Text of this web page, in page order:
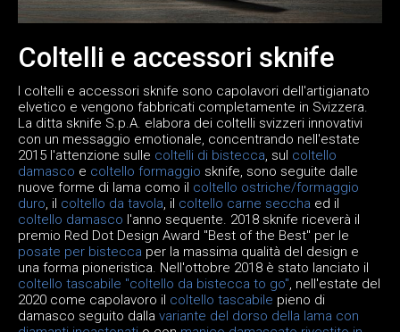
Coltelli e accessori sknife
I coltelli e accessori sknife sono capolavori dell'artigianato
elvetico e vengono fabbricati completamente in Svizzera.
La ditta sknife S.p.A. elabora dei coltelli svizzeri innovativi
con un messaggio emotionale, concentrando nell'estate
2015 l'attenzione sulle coltelli di bistecca, sul coltello
damasco e coltello formaggio sknife, sono seguite dalle
nuove forme di lama como il coltello ostriche/formaggio
duro, il coltello da tavola, il coltello carne seccha ed il
coltello damasco l'anno sequente. 2018 sknife riceverà il
premio Red Dot Design Award "Best of the Best" per le
posate per bistecca per la massima qualità del design e
una forma pioneristica. Nell'ottobre 2018 è stato lanciato il
coltello tascabile "coltello da bistecca to go", nell'estate del
2020 come capolavoro il coltello tascabile pieno di
damasco seguito dalla variante del dorso della lama con